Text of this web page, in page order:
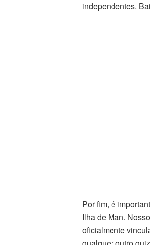
independentes.
Por fim, é
Ilha de Man.
oficialmente